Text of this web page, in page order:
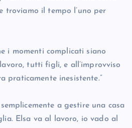
troviamo il tempo l’uno per
i momenti complicati siano
tutti figli, e all’improvviso
praticamente inesistente.”
a gestire una casa
Elsa va al lavoro, io vado al